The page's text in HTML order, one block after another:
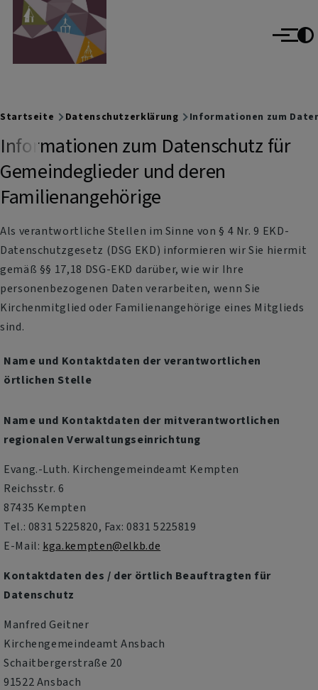
Direkt zum Inhalt
Evangelisch im Oberallgäu
evangelisch im World Wide Web
Menü
Breadcrumb
Startseite Datenschutzerklärung Informationen zum
Informationen zum Datenschutz für
Gemeindeglieder und deren
Familienangehörige
Als verantwortliche Stellen im Sinne von § 4 Nr. 9 EKD-
Datenschutzgesetz (DSG EKD) informieren wir Sie hiermit
gemäß §§ 17,18 DSG-EKD darüber, wie wir Ihre
personenbezogenen Daten verarbeiten, wenn Sie
Kirchenmitglied oder Familienangehörige eines Mitglieds
sind.
Name und Kontaktdaten der verantwortlichen
örtlichen Stelle
Name und Kontaktdaten der mitverantwortlichen
regionalen Verwaltungseinrichtung
Evang.-Luth. Kirchengemeindeamt Kempten
Reichsstr. 6
87435 Kempten
Tel.: 0831 5225820, Fax: 0831 5225819
E-Mail: kga.kempten@elkb.de
Kontaktdaten des / der örtlich Beauftragten für
Datenschutz
Manfred Geitner
Kirchengemeindeamt Ansbach
Schaitbergerstraße 20
91522 Ansbach